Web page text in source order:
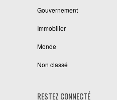
Gouvernement
Immobilier
Monde
Non classé
RESTEZ CONNECTÉ